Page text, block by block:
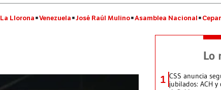
La Llorona Venezuela José Raúl Mulino Asamblea Nacional
Lo
1 CSS anuncia
jubilados: ACH